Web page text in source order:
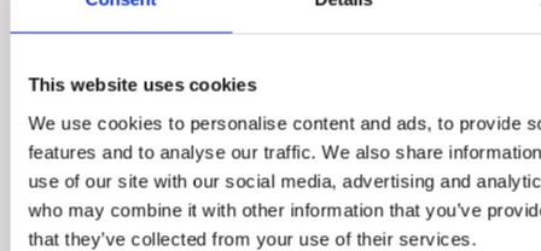
This website uses cookies
We use cookies to personalise content and ads, to provide
features and to analyse our traffic. We also share
use of our site with our social media, advertising and
who may combine it with other information that you’ve
that they’ve collected from your use of their services.